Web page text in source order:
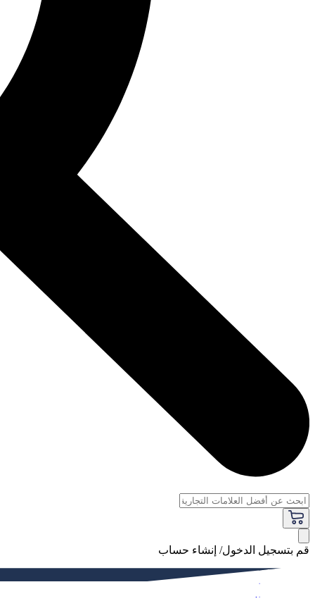
قم بتسجيل الدخول/ إنشاء حساب
فاخر
النساء
الرجال